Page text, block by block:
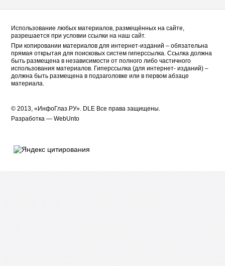
Использование любых материалов, размещённых на сайте,
разрешается при условии ссылки на наш сайт.
При копировании материалов для интернет-изданий – обязательна
прямая открытая для поисковых систем гиперссылка. Ссылка должна
быть размещена в независимости от полного либо частичного
использования материалов. Гиперссылка (для интернет- изданий) –
должна быть размещена в подзаголовке или в первом абзаце
материала.
© 2013, «ИнфоГлаз.РУ». DLE Все права защищены.
Разработка —WebUnto